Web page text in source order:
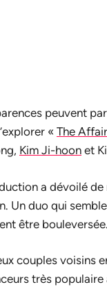
peuvent
« The
Kim Ji-hoon et
a dévoilé
Un duo qui
être bouleversée.
couples voisins
très